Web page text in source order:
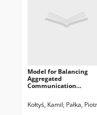
Model for Balancing
Aggregated
Communication
Telecommunications
Kołtyś, Kamil Pałka, Piotr